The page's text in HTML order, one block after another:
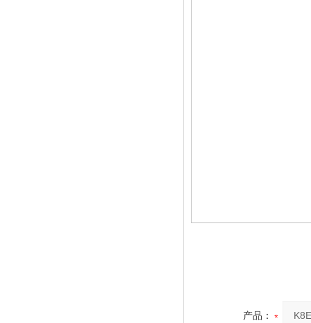
产品：